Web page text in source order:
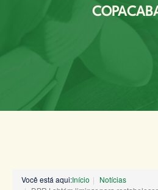
Você está aqui:Início
Notícias